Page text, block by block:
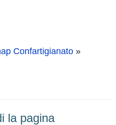
Confartigianato »
la pagina